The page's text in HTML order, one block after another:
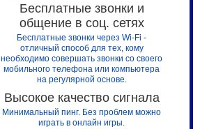
Бесплатные звонки и
общение в соц. сетях
Бесплатные звонки через Wi-Fi -
отличный способ для тех, кому
необходимо совершать звонки со своего
мобильного телефона или компьютера
на регулярной основе.
Высокое качество сигнала
Минимальный пинг. Без проблем можно
играть в онлайн игры.